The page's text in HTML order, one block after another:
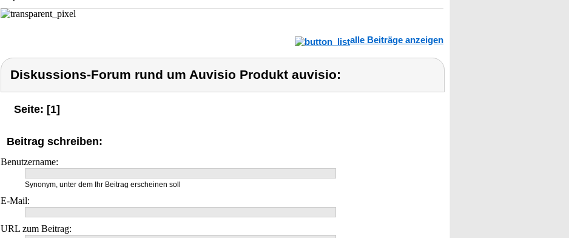
alle Beiträge anzeigen
Diskussions-Forum rund um Auvisio Produkt auvisio:
Seite: [1]
Beitrag schreiben:
Benutzername:
Synonym, unter dem Ihr Beitrag erscheinen soll
E-Mail:
URL zum Beitrag: